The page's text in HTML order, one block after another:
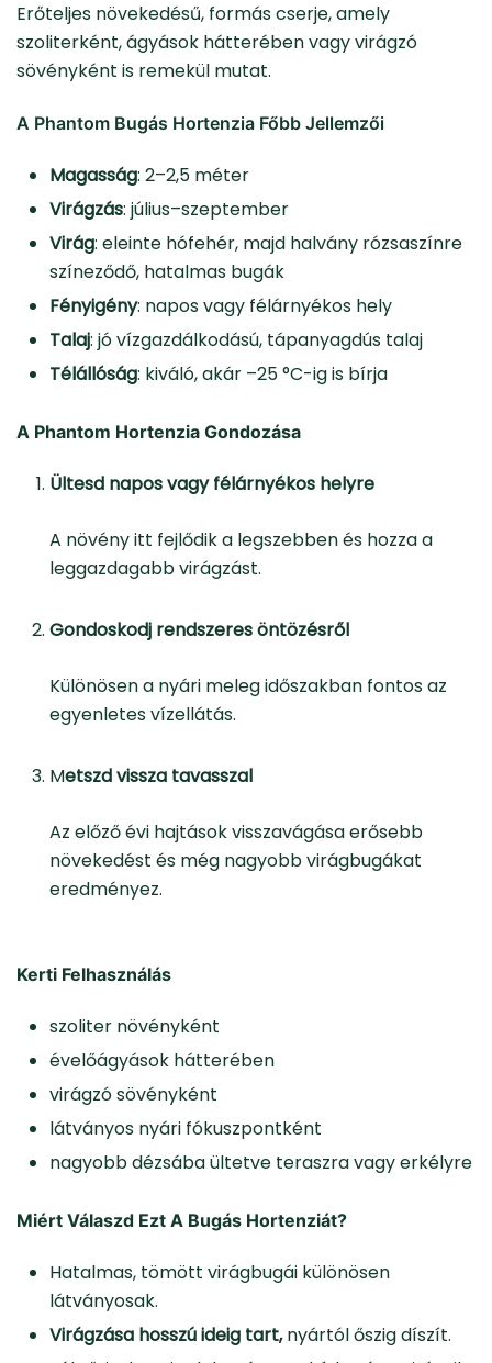
Erőteljes növekedésű, formás cserje, amely
szoliterként, ágyások hátterében vagy virágzó
sövényként is remekül mutat.
A Phantom Bugás Hortenzia Főbb Jellemzői
Magasság: 2–2,5 méter
Virágzás: július–szeptember
Virág: eleinte hófehér, majd halvány rózsaszínre
színeződő, hatalmas bugák
Fényigény: napos vagy félárnyékos hely
Talaj: jó vízgazdálkodású, tápanyagdús talaj
Télállóság: kiváló, akár –25 °C-ig is bírja
A Phantom Hortenzia Gondozása
Ültesd napos vagy félárnyékos helyre
A növény itt fejlődik a legszebben és hozza a
leggazdagabb virágzást.
Gondoskodj rendszeres öntözésről
Különösen a nyári meleg időszakban fontos az
egyenletes vízellátás.
Metszd vissza tavasszal
Az előző évi hajtások visszavágása erősebb
növekedést és még nagyobb virágbugákat
eredményez.
Kerti Felhasználás
szoliter növényként
évelőágyások hátterében
virágzó sövényként
látványos nyári fókuszpontként
nagyobb dézsába ültetve teraszra vagy erkélyre
Miért Válaszd Ezt A Bugás Hortenziát?
Hatalmas, tömött virágbugái különösen
látványosak.
Virágzása hosszú ideig tart,nyártól őszig díszít.